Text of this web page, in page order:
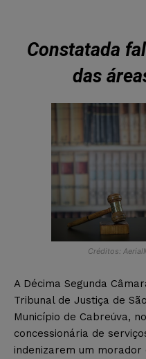
Constatada
das
Créditos:
A Décima Segunda
Tribunal de Justiça de
Município de Cabreúva,
concessionária de
indenizarem um morador